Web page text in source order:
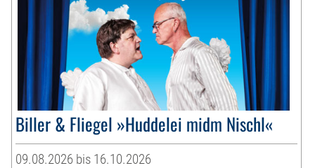
Biller & Fliegel »Huddelei midm Nischl«
09.08.2026 bis 16.10.2026